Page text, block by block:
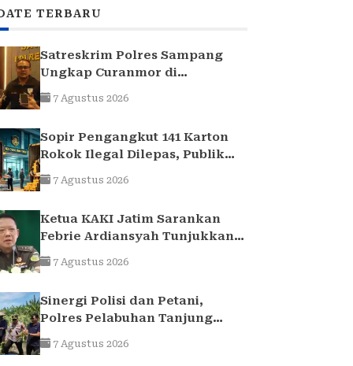
TERBARU
Satreskrim Polres Sampang
Ungkap Curanmor di
Kedungdung, Dua Pria
Diamankan
7 Agustus 2026
Sopir Pengangkut 141 Karton
Rokok Ilegal Dilepas, Publik
Sorot Dasar Hukum Bea Cukai
Juanda
7 Agustus 2026
Ketua KAKI Jatim Sarankan
Febrie Ardiansyah Tunjukkan
Sikap dan Hormati Proses
Hukum, Bukan Ajukan
7 Agustus 2026
Sinergi Polisi dan Petani,
Polres Pelabuhan Tanjung
Perak Panen Jagung Pulut
Ketan Ungu
7 Agustus 2026